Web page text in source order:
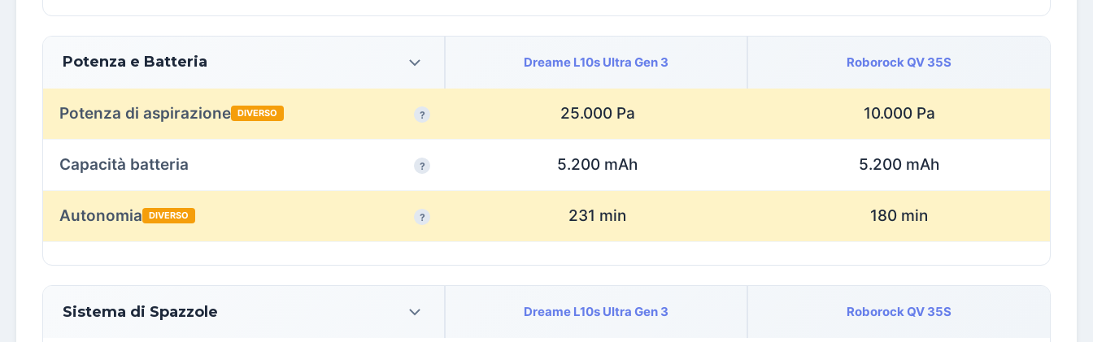
Potenza e Batteria Dreame L10s Ultra Gen 3 Roborock QV 35S
Potenza di aspirazione DIVERSO ? 25.000 Pa 10.000 Pa
Capacità batteria ? 5.200 mAh 5.200 mAh
Autonomia DIVERSO ? 231 min 180 min
Sistema di Spazzole Dreame L10s Ultra Gen 3 Roborock QV 35S